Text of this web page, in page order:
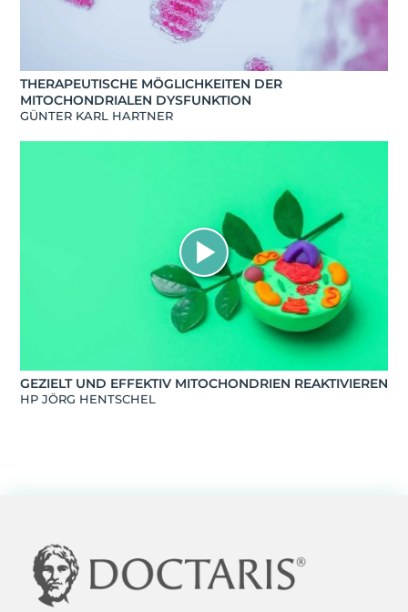
THERAPEUTISCHE MÖGLICHKEITEN DER
MITOCHONDRIALEN DYSFUNKTION
GÜNTER KARL HARTNER
GEZIELT UND EFFEKTIV MITOCHONDRIEN REAKTIVIEREN
HP JÖRG HENTSCHEL